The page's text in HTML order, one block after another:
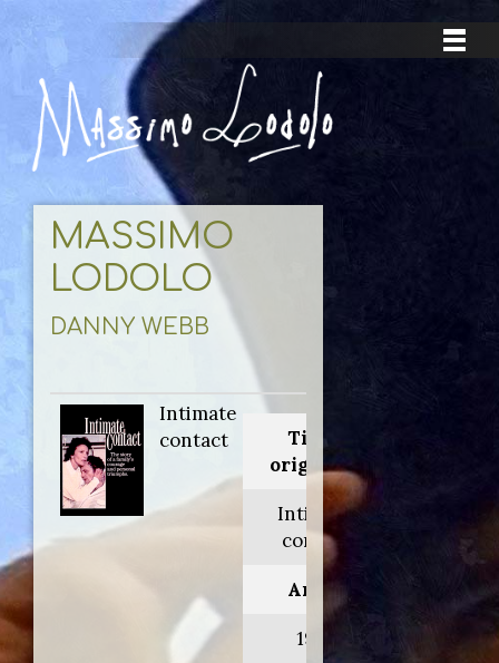
MASSIMO
LODOLO
DANNY WEBB
Intimate
contact
Titolo
originale:
Intimate
contact
Anno:
1987